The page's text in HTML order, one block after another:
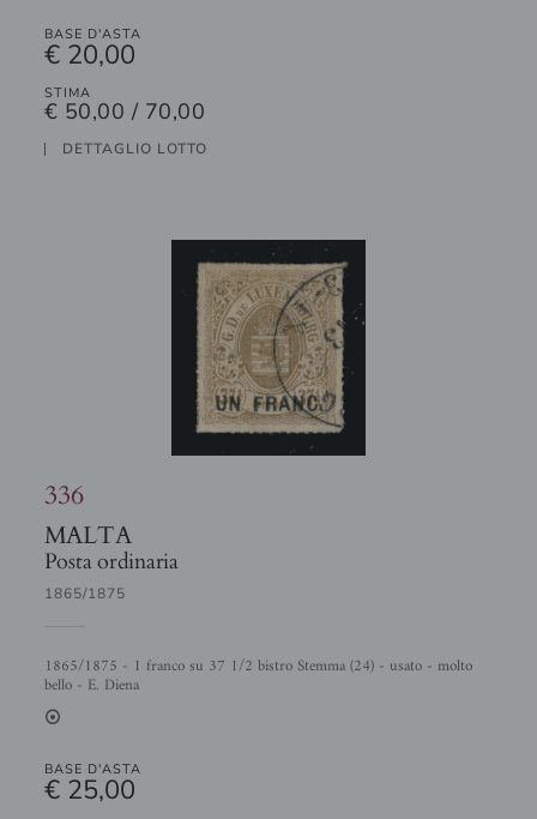
BASE D'ASTA
€ 20,00
STIMA
€ 50,00 / 70,00
DETTAGLIO LOTTO
336
MALTA
Posta ordinaria
1865/1875
1865/1875 - 1 franco su 37 1/2 bistro Stemma (24) - usato - molto
bello - E. Diena
2
BASE D'ASTA
€ 25,00